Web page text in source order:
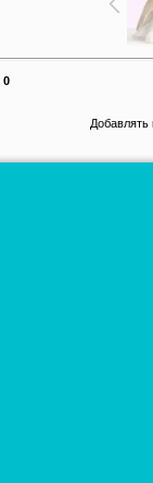
0
Добавлять